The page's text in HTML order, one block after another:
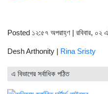
Posted ১২:৫৭ অপরাহ্ণ | রবিবার, ০২
Desh Arthonity | Rina Sristy
এ বিভাগের সর্বাধিক পঠিত